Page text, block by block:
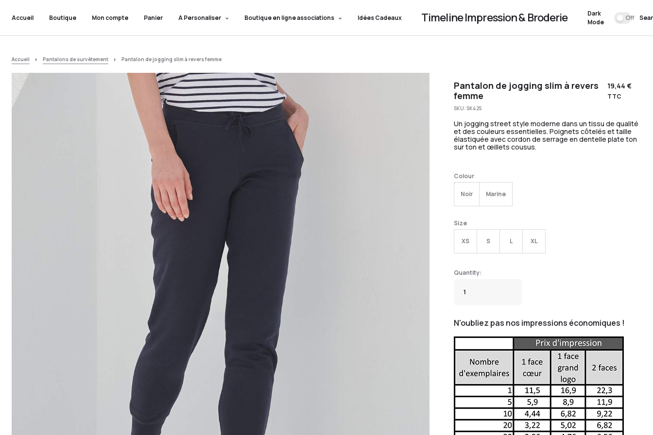
Accueil Boutique Mon compte Panier A Personaliser Boutique en ligne associations Idées Cadeaux Timeline Impression & Broderie
Dark
Mode
Off
Accueil Pantalons de survêtement Pantalon de jogging slim à revers femme
Pantalon de jogging slim à revers
femme
19,44€
TTC
SKU: SK425
Un jogging street style moderne dans un tissu de qualité
et des couleurs essentielles. Poignets côtelés et taille
élastiquée avec cordon de serrage en dentelle plate ton
sur ton et œillets cousus.
Colour
Noir Marine
Size
XS S L XL
N'oubliez pas nos impressions économiques !